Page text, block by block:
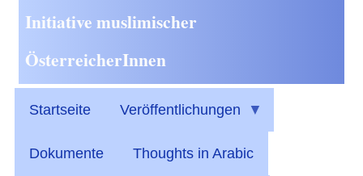
Initiative muslimischer
ÖsterreicherInnen
Startseite Veröffentlichungen
Dokumente Thoughts in Arabic